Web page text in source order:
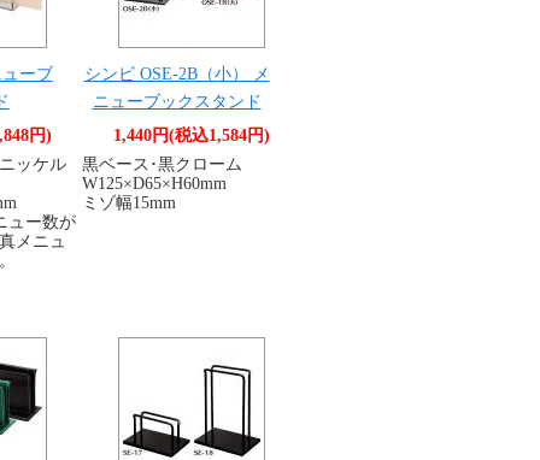
ーブ
円)
ッケル
ュー数が
メニュ
シンビ OSE-2B（小） メ
ニューブックスタンド
1,440円(税込1,584円)
黒ベース･黒クローム
W125×D65×H60mm
ミゾ幅15mm